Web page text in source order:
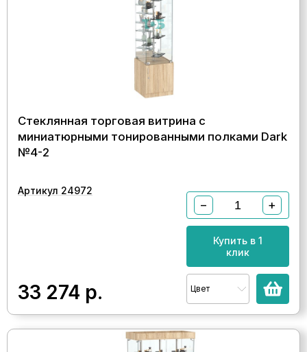
Стеклянная торговая витрина с
миниатюрными тонированными полками Dark
№4-2
Артикул 24972
33 274 р.
− +
Купить в 1
клик
Цвет